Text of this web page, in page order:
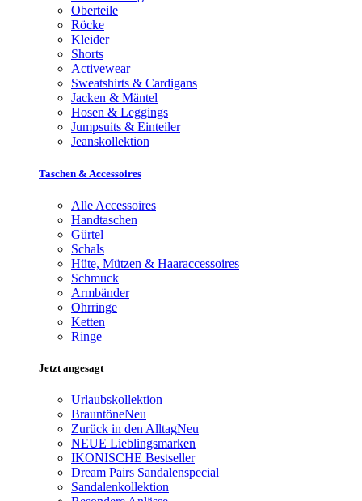
Oberteile
Röcke
Kleider
Shorts
Activewear
Sweatshirts & Cardigans
Jacken & Mäntel
Hosen & Leggings
Jumpsuits & Einteiler
Jeanskollektion
Taschen & Accessoires
Alle Accessoires
Handtaschen
Gürtel
Schals
Hüte, Mützen & Haaraccessoires
Schmuck
Armbänder
Ohrringe
Ketten
Ringe
Jetzt angesagt
Urlaubskollektion
BrauntöneNeu
Zurück in den AlltagNeu
NEUE Lieblingsmarken
IKONISCHE Bestseller
Dream Pairs Sandalenspecial
Sandalenkollektion